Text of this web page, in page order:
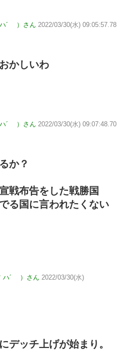
ハ´ ）さん 2022/03/30(水) 09:05:57.78
かしいわ
ハ´ ）さん 2022/03/30(水) 09:07:48.70
か？
戦布告をした戦勝国
る国に言われたくない
ハ´ ）さん 2022/03/30(水)
デッチ上げが始まり。